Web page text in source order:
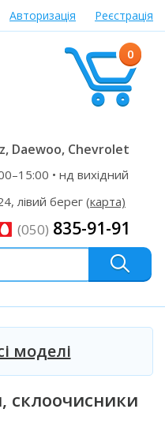
Авторизація Реєстрація
0
Daewoo, Chevrolet
• нд вихідний
лівий берег (карта)
(050) 835-91-91
моделі
склоочисники